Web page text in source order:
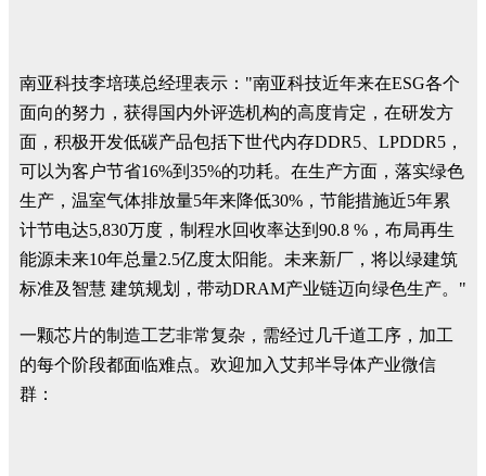
南亚科技李培瑛总经理表示："南亚科技近年来在ESG各个
面向的努力，获得国内外评选机构的高度肯定，在研发方
面，积极开发低碳产品包括下世代内存DDR5、LPDDR5，
可以为客户节省16%到35%的功耗。在生产方面，落实绿色
生产，温室气体排放量5年来降低30%，节能措施近5年累
计节电达5,830万度，制程水回收率达到90.8 %，布局再生
能源未来10年总量2.5亿度太阳能。未来新厂，将以绿建筑
标准及智慧 建筑规划，带动DRAM产业链迈向绿色生产。"
一颗芯片的制造工艺非常复杂，需经过几千道工序，加工
的每个阶段都面临难点。欢迎加入艾邦半导体产业微信
群：